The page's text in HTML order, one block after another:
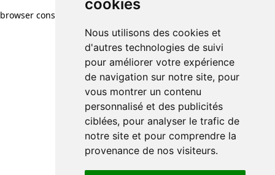
cookies
Nous utilisons des cookies et
d'autres technologies de suivi
pour améliorer votre expérience
de navigation sur notre site, pour
vous montrer un contenu
personnalisé et des publicités
ciblées, pour analyser le trafic de
notre site et pour comprendre la
provenance de nos visiteurs.
browser console for more information)